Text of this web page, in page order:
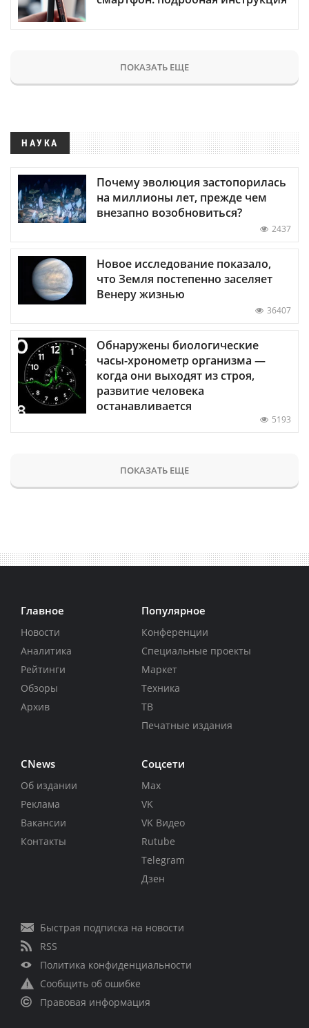
ПОКАЗАТЬ ЕЩЕ
НАУКА
Почему эволюция застопорилась
на миллионы лет, прежде чем
внезапно возобновиться?
2437
Новое исследование показало,
что Земля постепенно заселяет
Венеру жизнью
36407
Обнаружены биологические
часы-хронометр организма —
когда они выходят из строя,
развитие человека
останавливается
5193
ПОКАЗАТЬ ЕЩЕ
Главное
Новости
Аналитика
Рейтинги
Обзоры
Архив
Популярное
Конференции
Специальные проекты
Маркет
Техника
ТВ
Печатные издания
CNews
Об издании
Реклама
Вакансии
Контакты
Соцсети
Max
VK
VK Видео
Rutube
Telegram
Дзен
Быстрая подписка на новости
RSS
Политика конфиденциальности
Сообщить об ошибке
Правовая информация